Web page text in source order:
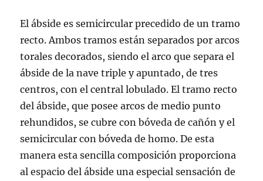
El ábside es semicircular precedido de un tramo
recto. Ambos tramos están separados por arcos
torales decorados, siendo el arco que separa el
ábside de la nave triple y apuntado, de tres
centros, con el central lobulado. El tramo recto
del ábside, que posee arcos de medio punto
rehundidos, se cubre con bóveda de cañón y el
semicircular con bóveda de homo. De esta
manera esta sencilla composición proporciona
al espacio del ábside una especial sensación de